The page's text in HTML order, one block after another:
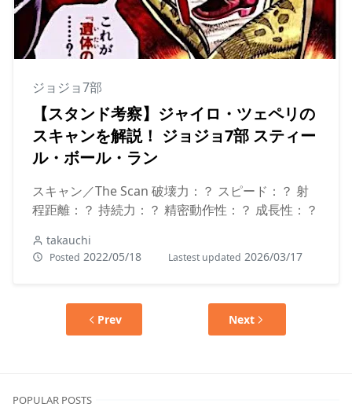
ジョジョ7部
【スタンド考察】ジャイロ・ツェペリの
スキャンを解説！ ジョジョ7部 スティー
ル・ボール・ラン
スキャン／The Scan 破壊力：？ スピード：？ 射
程距離：？ 持続力：？ 精密動作性：？ 成長性：？
takauchi
Posted 2022/05/18 Lastest updated 2026/03/17
Prev Next
POPULAR POSTS